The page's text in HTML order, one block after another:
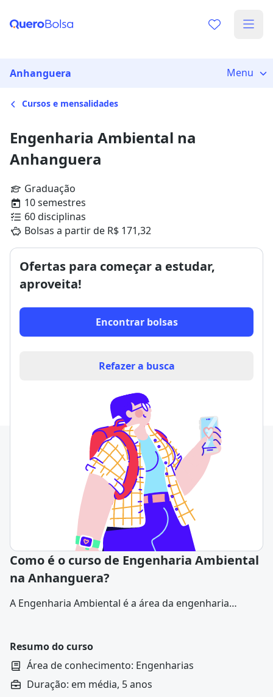
Anhanguera Menu
Cursos e mensalidades
Engenharia Ambiental na
Anhanguera
Graduação
10 semestres
60 disciplinas
Bolsas a partir de R$ 171,32
Ofertas para começar a estudar,
aproveita!
Encontrar bolsas
Refazer a busca
Como é o curso de Engenharia Ambiental
na Anhanguera?
A Engenharia Ambiental é a área da engenharia
causados pelas atividades humanas.
Resumo do curso
Área de conhecimento: Engenharias
Duração: em média, 5 anos